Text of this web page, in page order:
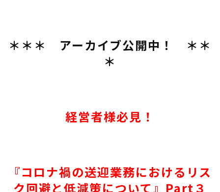
＊＊＊ アーカイブ公開中！ ＊＊
＊
経営者様必見！
『コロナ禍の送迎業務におけるリス
ク回避と低減策について』Part３